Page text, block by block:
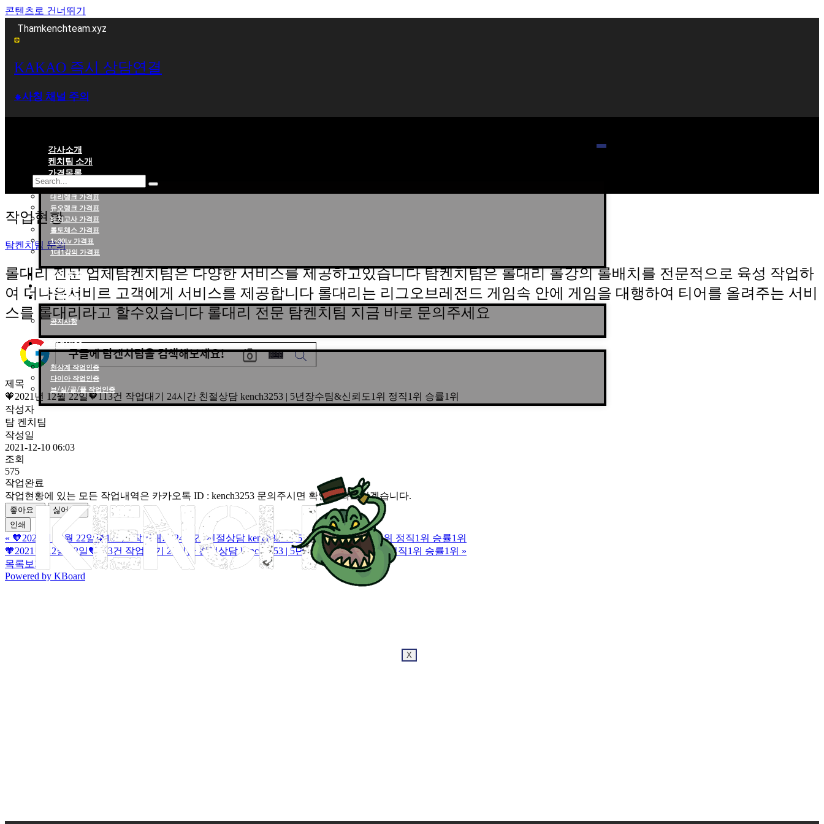
콘텐츠로 건너뛰기
Thamkenchteam.xyz
KAKAO 즉시 상담연결
⁕사칭 채널 주의
강사소개
켄치팀 소개
가격목록
대리랭크 가격표
듀오랭크 가격표
배치고사 가격표
롤토체스 가격표
1~30Lv 가격표
1대1강의 가격표
작업현황
작업후기
고객센터
공지사항
작업인증
천상계 작업인증
다이아 작업인증
브/실/골/플 작업인증
X
작업현황
탐켄치팀 문의
롤대리 전문 업체탐켄치팀은 다양한 서비스를 제공하고있습니다 탐켄치팀은 롤대리 롤강의 롤배치를 전문적으로 육성 작업하
여 더나은서비르 고객에게 서비스를 제공합니다 롤대리는 리그오브레전드 게임속 안에 게임을 대행하여 티어를 올려주는 서비
스를 롤대리라고 할수있습니다 롤대리 전문 탐켄치팀 지금 바로 문의주세요
제목
🧡2021년 12월 22일🧡113건 작업대기 24시간 친절상담 kench3253 | 5년장수팀&신뢰도1위 정직1위 승률1위
작성자
탐 켄치팀
작성일
2021-12-10 06:03
조회
575
작업완료
작업현황에 있는 모든 작업내역은 카카오톡 ID : kench3253 문의주시면 확인 도와드리겠습니다.
좋아요 싫어요
인쇄
« 🧡2021년 12월 22일🧡113건 작업대기 24시간 친절상담 kench3253 | 5년장수팀&신뢰도1위 정직1위 승률1위
🧡2021년 12월 22일🧡113건 작업대기 24시간 친절상담 kench3253 | 5년장수팀&신뢰도1위 정직1위 승률1위 »
목록보기
Powered by KBoard